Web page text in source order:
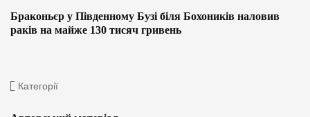
Браконьєр у Південному Бузі біля Бохоників наловив
раків на майже 130 тисяч гривень
Категорії